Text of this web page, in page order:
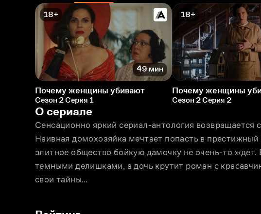
18+
49 мин
Почему женщины убивают
Сезон 2 Серия 1
18+
Почему женщины
Сезон 2 Серия 2
О сериале
Сенсационно яркий сериал-антология
Наивная домохозяйка мечтает попасть в
элитное общество бойкую дамочку не очень-то
темными делишками, а дочь крутит роман с
свои тайны…